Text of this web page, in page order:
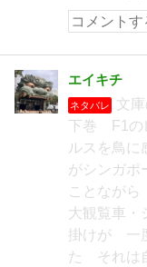
エイキチ
ネタバレ
文
下巻 F1の
ルスを鳥
がシンガ
ことなが
大観覧車・
掛けが 一
た それは